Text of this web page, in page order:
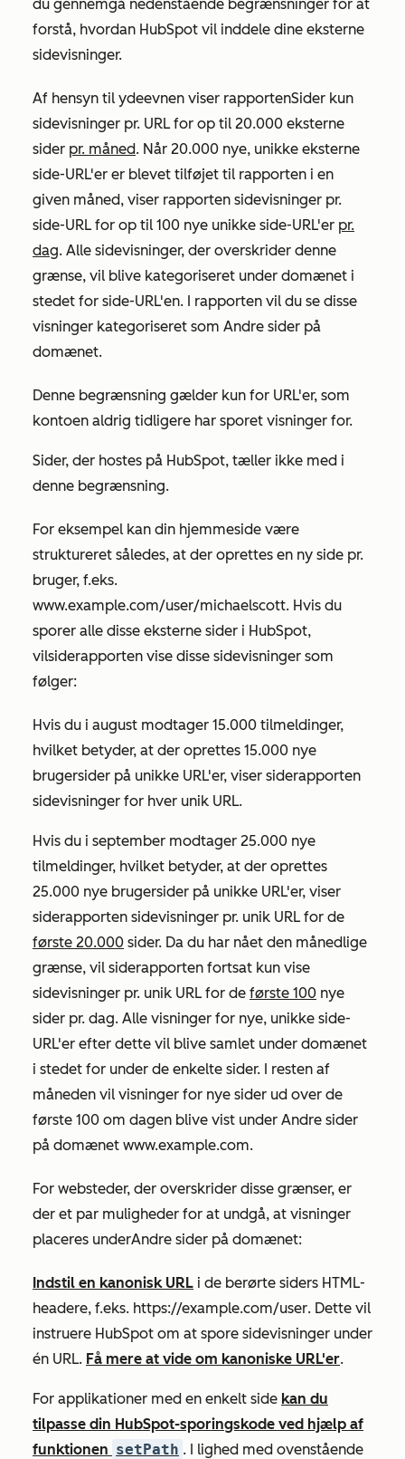
du gennemgå nedenstående begrænsninger for at
forstå, hvordan HubSpot vil inddele dine eksterne
sidevisninger.
Af hensyn til ydeevnen viser rapportenSider kun
sidevisninger pr. URL for op til 20.000 eksterne
sider pr. måned. Når 20.000 nye, unikke eksterne
side-URL'er er blevet tilføjet til rapporten i en
given måned, viser rapporten sidevisninger pr.
side-URL for op til 100 nye unikke side-URL'er pr.
dag. Alle sidevisninger, der overskrider denne
grænse, vil blive kategoriseret under domænet i
stedet for side-URL'en. I rapporten vil du se disse
visninger kategoriseret som Andre sider på
domænet.
Denne begrænsning gælder kun for URL'er, som
kontoen aldrig tidligere har sporet visninger for.
Sider, der hostes på HubSpot, tæller ikke med i
denne begrænsning.
For eksempel kan din hjemmeside være
struktureret således, at der oprettes en ny side pr.
bruger, f.eks.
www.example.com/user/michaelscott. Hvis du
sporer alle disse eksterne sider i HubSpot,
vilsiderapporten vise disse sidevisninger som
følger:
Hvis du i august modtager 15.000 tilmeldinger,
hvilket betyder, at der oprettes 15.000 nye
brugersider på unikke URL'er, viser siderapporten
sidevisninger for hver unik URL.
Hvis du i september modtager 25.000 nye
tilmeldinger, hvilket betyder, at der oprettes
25.000 nye brugersider på unikke URL'er, viser
siderapporten sidevisninger pr. unik URL for de
første 20.000 sider. Da du har nået den månedlige
grænse, vil siderapporten fortsat kun vise
sidevisninger pr. unik URL for de første 100 nye
sider pr. dag. Alle visninger for nye, unikke side-
URL'er efter dette vil blive samlet under domænet
i stedet for under de enkelte sider. I resten af
måneden vil visninger for nye sider ud over de
første 100 om dagen blive vist under Andre sider
på domænet www.example.com.
For websteder, der overskrider disse grænser, er
der et par muligheder for at undgå, at visninger
placeres underAndre sider på domænet:
Indstil en kanonisk URL i de berørte siders HTML-
headere, f.eks. https://example.com/user. Dette vil
instruere HubSpot om at spore sidevisninger under
én URL. Få mere at vide om kanoniske URL'er.
For applikationer med en enkelt side kan du
tilpasse din HubSpot-sporingskode ved hjælp af
funktionen setPath . I lighed med ovenstående